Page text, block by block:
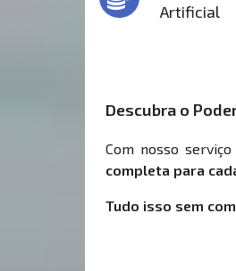
Artificial
Descubra o
Com nosso
completa para
Tudo isso sem